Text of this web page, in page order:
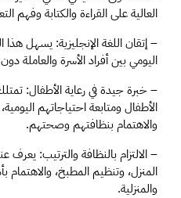
العالية على القراءة والكتابة وفهم
اليومي بين أفراد الأسرة والعاملة
والاهتمام بنظافتهم وصحتهم.
والمنزلية.